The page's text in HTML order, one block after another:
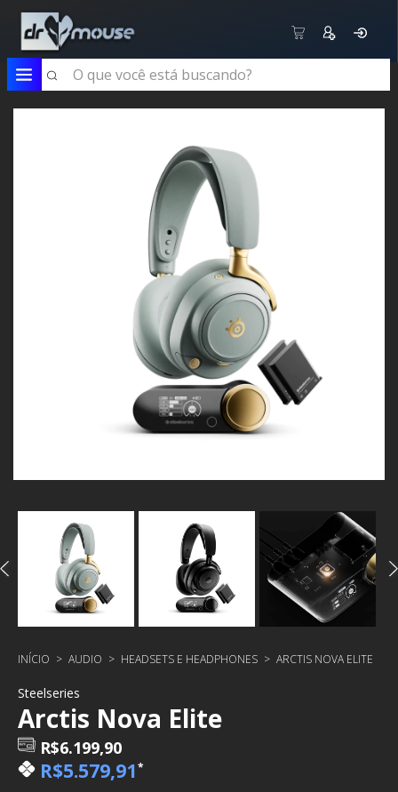
INÍCIO > AUDIO > HEADSETS E HEADPHONES > ARCTIS NOVA ELITE
Steelseries
Arctis Nova Elite
R$6.199,90
R$5.579,91*